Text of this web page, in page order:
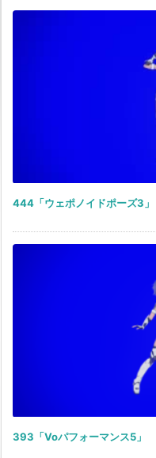
444「ウェポノイドポーズ3」
393「Voパフォーマンス5」